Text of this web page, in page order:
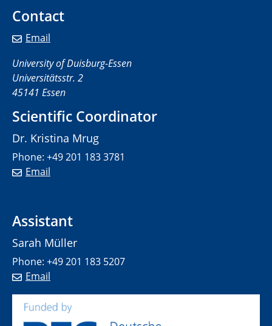
Contact
Email
University of Duisburg-Essen
Universitätsstr. 2
45141 Essen
Scientific Coordinator
Dr. Kristina Mrug
Phone: +49 201 183 3781
Email
Assistant
Sarah Müller
Phone: +49 201 183 5207
Email